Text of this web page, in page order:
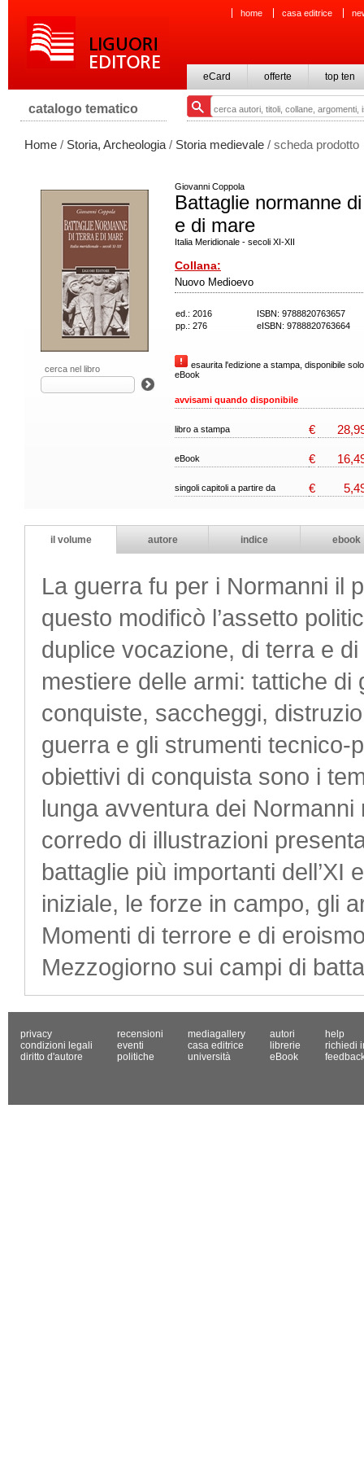
home casa editrice
eCard offerte top ten
catalogo tematico
Home / Storia, Archeologia / Storia medievale / scheda prodotto
cerca nel libro
Giovanni Coppola
Battaglie normanne
e di mare
Italia Meridionale - secoli XI-XII
Collana:
Nuovo Medioevo
ed.: 2016
ISBN: 9788820763657
pp.: 276
eISBN: 9788820763664
esaurita l'edizione a stampa, disponibile
eBook
avvisami quando disponibile
libro a stampa €
eBook €
singoli capitoli a partire da €
il volume autore indice ebook
La guerra fu per i Normanni il
questo modificò l’assetto
duplice vocazione, di terra e
mestiere delle armi: tattiche
conquiste, saccheggi,
guerra e gli strumenti tecnico-
obiettivi di conquista sono i
lunga avventura dei Normanni
corredo di illustrazioni
battaglie più importanti dell’XI
iniziale, le forze in campo, gli
Momenti di terrore e di
Mezzogiorno sui campi di
privacy
condizioni legali
diritto d'autore
recensioni
eventi
politiche
mediagallery
casa editrice
università
autori
librerie
eBook
help
richiedi